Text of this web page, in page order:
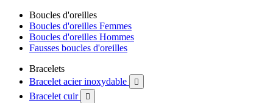
Boucles d'oreilles
Boucles d'oreilles Femmes
Boucles d'oreilles Hommes
Fausses boucles d'oreilles
Bracelets
Bracelet acier inoxydable

Bracelet cuir 